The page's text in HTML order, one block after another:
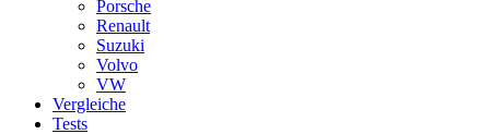
Porsche
Renault
Suzuki
Volvo
VW
Vergleiche
Tests